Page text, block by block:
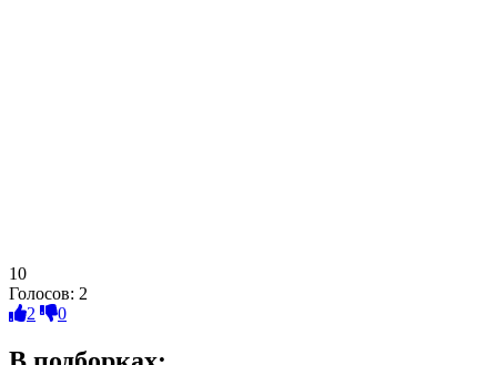
10
Голосов: 2
2
0